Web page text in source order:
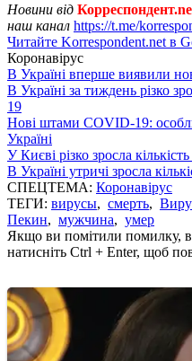
Новини від
наш канал https://t.me/
Читайте Korrespondent.net в
Коронавірус
В Україні вперше виявили
В Україні за тиждень різко
19
Нові штами COVID-19:
Україні
У Києві різко зросла
В Україні утричі зросла
СПЕЦТЕМА: Коронавірус
ТЕГИ: вирусы, смерть,
Пекин, мужчина, умер
Якщо ви помітили помилку,
натисніть Ctrl + Enter, щоб